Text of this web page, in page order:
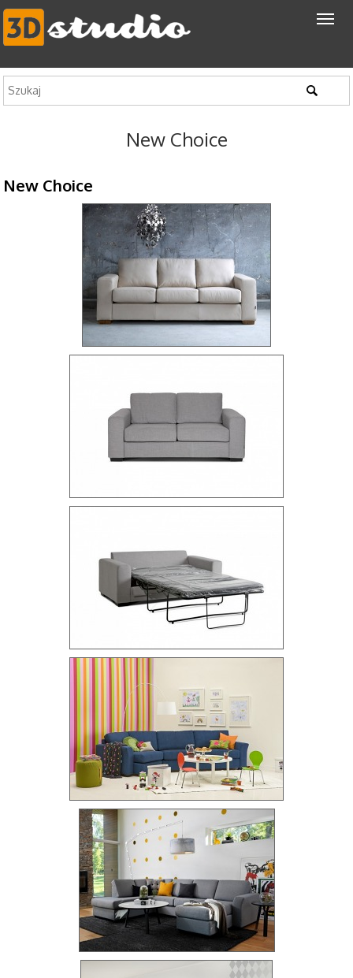
New Choice
New Choice